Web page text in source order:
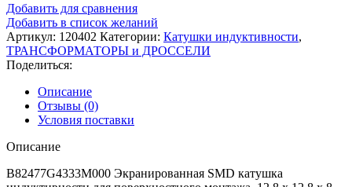
Добавить для сравнения
Добавить в список желаний
Артикул: 120402 Категории: Катушки индуктивности,
ТРАНСФОРМАТОРЫ и ДРОССЕЛИ
Поделиться:
Описание
Отзывы (0)
Условия поставки
Описание
B82477G4333M000 Экранированная SMD катушка